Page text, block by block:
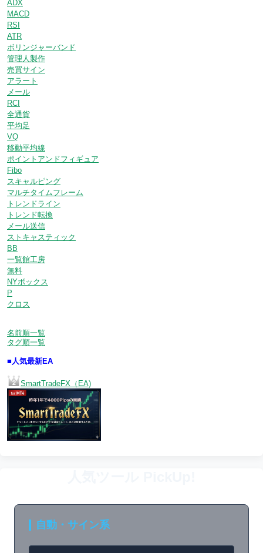
ADX
MACD
RSI
ATR
ボリンジャーバンド
管理人製作
売買サイン
アラート
メール
RCI
全通貨
平均足
VQ
移動平均線
ポイントアンドフィギュア
Fibo
スキャルピング
マルチタイムフレーム
トレンドライン
トレンド転換
メール送信
ストキャスティック
BB
一覧館工房
無料
NYボックス
P
クロス
名前順一覧
タグ順一覧
■人気最新EA
SmartTradeFX（EA)
自動・サイン系